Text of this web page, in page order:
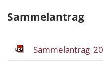
Sammelantrag